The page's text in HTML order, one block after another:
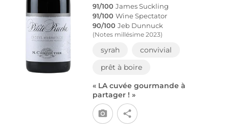
91/100 James Suckling
91/100 Wine Spectator
90/100 Jeb Dunnuck
(Notes millésime 2023)
syrah
convivial
prêt à boire
« LA cuvée gourmande à
partager ! »